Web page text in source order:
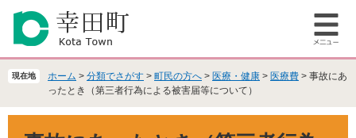
の
で
ー
ば
メ
ー
現在地 ホーム > 分類でさがす > 町民の方へ > 医療・健康 > 医療費 > 事故にあ
ったとき（第三者行為による被害届等について）